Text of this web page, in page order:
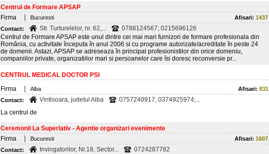
Centrul de Formare APSAP
Firma
Bucuresti Afisari: 1437
Contact:
Str. Turturelelor, nr. 62,...
0788124567; 0215696126
Centrul de Formare APSAP este unul dintre cei mai mari furnizori de formare profesionala din
România, cu activitate începuta în anul 2006 si cu programe autorizate/acreditate în peste 24
de domenii. Astazi, APSAP se adreseaza în principal profesionistilor din orice domeniu,
companiilor private, organizatiilor mari si persoanelor care îsi doresc reconversie pr...
CENTRUL MEDICAL DOCTOR PSI
Firma
Alba Afisari: 831
Contact:
Vintisoara, judetul Alba
0757240917; 0374925974;...
La centrul de
Ceremonii La Superlativ - Agentie organizari evenimente
Firma
Bucuresti Afisari: 1607
Contact:
Invingatorilor, Nr.18, Sector...
0724287782